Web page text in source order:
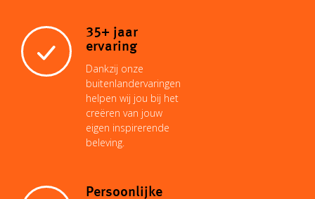
35+ jaar
ervaring
Dankzij onze
buitenlandervaringen
helpen wij jou bij het
creëren van jouw
eigen inspirerende
beleving.
Persoonlijke